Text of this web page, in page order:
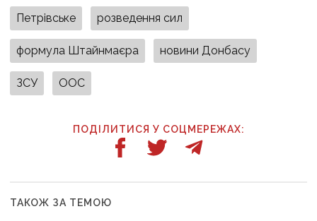
Петрівське розведення сил
формула Штайнмаєра новини Донбасу
ЗСУ ООС
ПОДІЛИТИСЯ У СОЦМЕРЕЖАХ:
ТАКОЖ ЗА ТЕМОЮ